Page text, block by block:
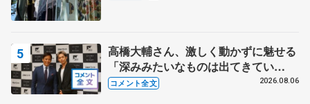
高橋大輔さん、激しく動かずに魅せる
「深みみたいなものは出てきてい
る？」 〝兄さん〟と慕うレジェンド
コメント全文 2026.08.06